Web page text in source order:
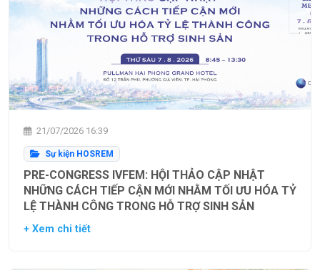
21/07/2026 16:39
Sự kiện HOSREM
PRE-CONGRESS IVFEM: HỘI THẢO CẬP NHẬT
NHỮNG CÁCH TIẾP CẬN MỚI NHẰM TỐI ƯU HÓA TỶ
LỆ THÀNH CÔNG TRONG HỖ TRỢ SINH SẢN
+ Xem chi tiết